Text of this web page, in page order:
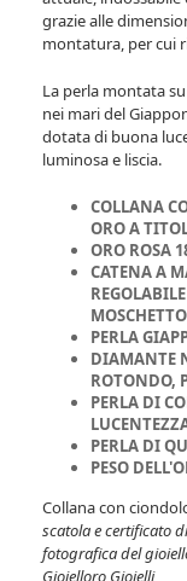
grazie alle
montatura, per cui
La perla montata
nei mari del
dotata di buona
luminosa e liscia.
COLLANA
ORO A
ORO ROSA
CATENA A
PERLA
DIAMANTE
ROTONDO,
PERLA DI
PERLA DI
PESO
Collana con
scatola e certificato
fotografica del
Gioielloro Gioielli